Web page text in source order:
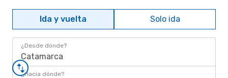
Ida y vuelta Solo ida
¿Desde dónde?
Catamarca
¿Hacia dónde?